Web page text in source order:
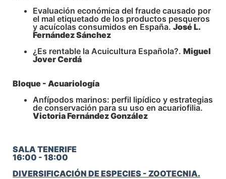
Evaluación económica del fraude causado por
el mal etiquetado de los productos pesqueros
y acuícolas consumidos en España. José L.
Fernández Sánchez
¿Es rentable la Acuicultura Española?. Miguel
Jover Cerdá
Bloque - Acuariología
Anfípodos marinos: perfil lipídico y estrategias
de conservación para su uso en acuariofilia.
Victoria Fernández González
SALA TENERIFE
16:00 - 18:00
DIVERSIFICACIÓN DE ESPECIES - ZOOTECNIA.